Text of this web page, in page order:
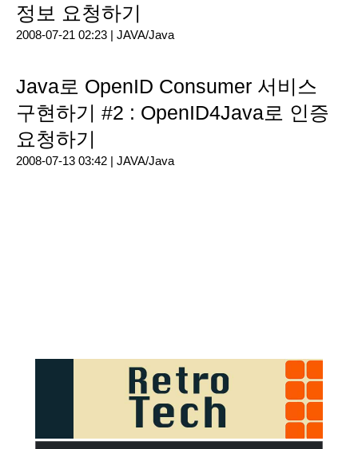
정보 요청하기
2008-07-21 02:23 | JAVA/Java
Java로 OpenID Consumer 서비스
구현하기 #2 : OpenID4Java로 인증
요청하기
2008-07-13 03:42 | JAVA/Java